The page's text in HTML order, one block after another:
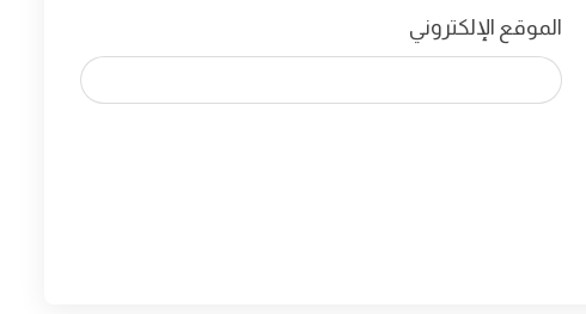
الموقع الإلكتروني